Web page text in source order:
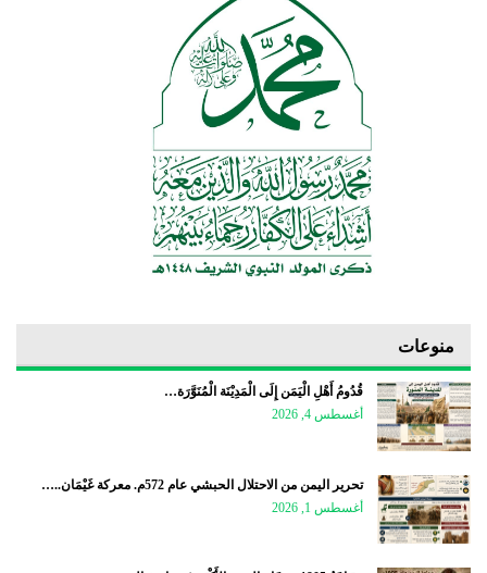
منوعات
قُدُومُ أَهْلِ الْيَمَن إِلَى الْمَدِيْنَة الْمُنَوَّرَة…
أغسطس 4, 2026
تحرير اليمن من الاحتلال الحبشي عام 572م. معركة غَيْمَان..…
أغسطس 1, 2026